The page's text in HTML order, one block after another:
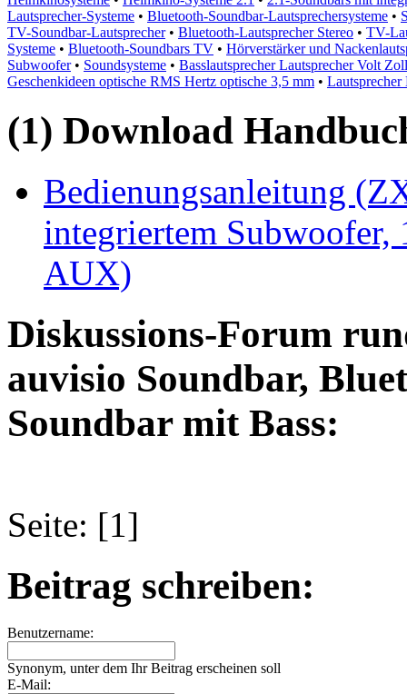
Lautsprecher-Systeme • Bluetooth-Soundbar-Lautsprechersysteme •
TV-Soundbar-Lautsprecher• Bluetooth-Lautsprecher Stereo • TV-
Systeme • Bluetooth-Soundbars TV • Hörverstärker und
Subwoofer• Soundsysteme • Basslautsprecher Lautsprecher Volt
Geschenkideen optische RMS Hertz optische 3,5 mm •
(1) Download
Bedienungsanleitung
integriertem
AUX)
Diskussions-Forum
auvisio Soundbar,
Soundbar mit Bass:
Seite: [1]
Beitrag schreiben:
Benutzername:
Synonym, unter dem Ihr Beitrag erscheinen soll
E-Mail: